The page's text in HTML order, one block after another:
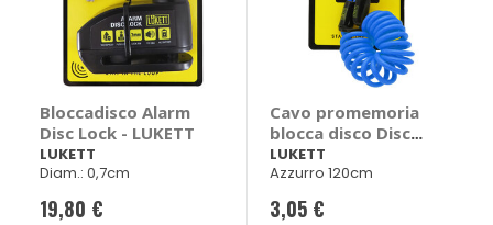
Bloccadisco Alarm
Disc Lock - LUKETT
LUKETT
Diam.: 0,7cm
19,80 €
Cavo promemoria
blocca disco Disc
Lock Reminder -
LUKETT
LUKETT
Azzurro 120cm
3,05 €